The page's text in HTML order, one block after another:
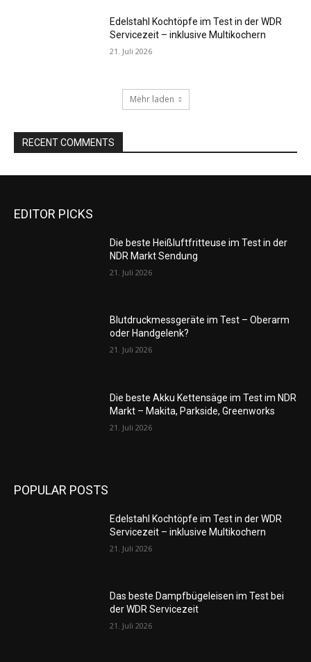
Edelstahl Kochtöpfe im Test in der WDR
Servicezeit – inklusive Multikochern
21. Juli 2026
Mehr laden
RECENT COMMENTS
EDITOR PICKS
Die beste Heißluftfritteuse im Test in der
NDR Markt Sendung
21. Juli 2026
Blutdruckmessgeräte im Test – Oberarm
oder Handgelenk?
21. Juli 2026
Die beste Akku Kettensäge im Test im NDR
Markt – Makita, Parkside, Greenworks
21. Juli 2026
POPULAR POSTS
Edelstahl Kochtöpfe im Test in der WDR
Servicezeit – inklusive Multikochern
21. Juli 2026
Das beste Dampfbügeleisen im Test bei
der WDR Servicezeit
21. Juli 2026